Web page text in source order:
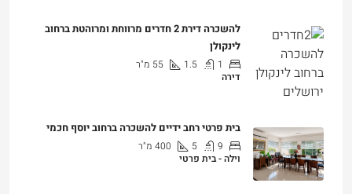
לינקולן
1
דירה
₪7,200
9
5
400 מ"ר
וילה - בית פרטי
₪25,000